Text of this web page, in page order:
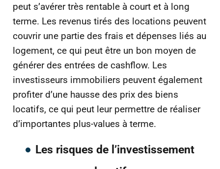
peut s’avérer très rentable à court et à long
terme. Les revenus tirés des locations peuvent
couvrir une partie des frais et dépenses liés au
logement, ce qui peut être un bon moyen de
générer des entrées de cashflow. Les
investisseurs immobiliers peuvent également
profiter d’une hausse des prix des biens
locatifs, ce qui peut leur permettre de réaliser
d’importantes plus-values à terme.
Les risques de l’investissement